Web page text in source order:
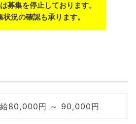
募集を停止しております。
況の確認も承ります。
80,000円 ～ 90,000円